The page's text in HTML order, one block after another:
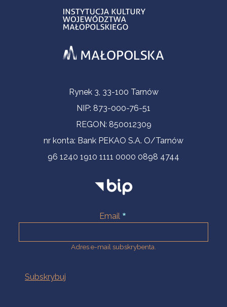
Informacje kontaktoweRynek 3, 33-100 Tarnów
NIP: 873-000-76-51
REGON: 850012309
nr konta: Bank PEKAO S.A. O/Tarnów
96 1240 1910 1111 0000 0898 4744
Email
Adres e-mail subskrybenta.